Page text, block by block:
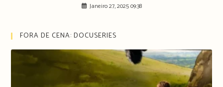
Janeiro 27, 2025 09:38
FORA DE CENA: DOCUSERIES